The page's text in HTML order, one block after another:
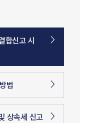
어
약
약
구제
합신고 시
법
상속세 신고